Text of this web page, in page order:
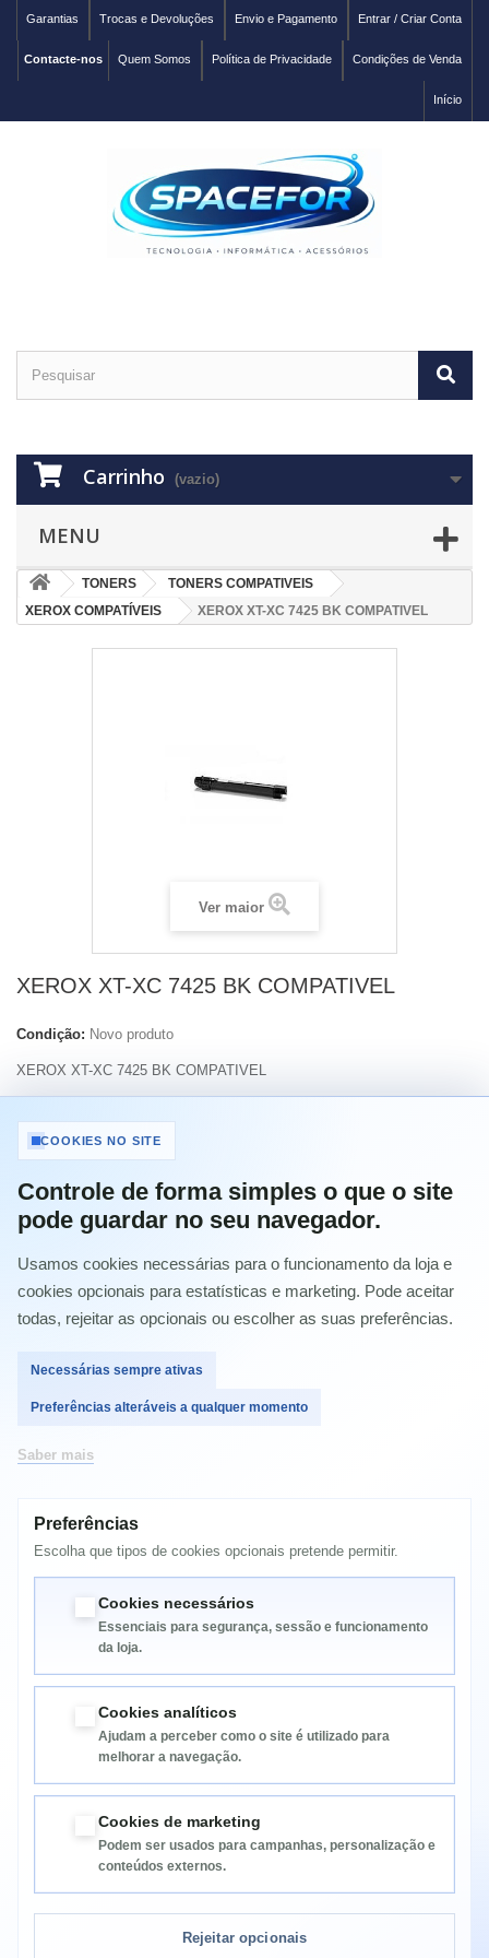
Entrar / Criar Conta
Envio e Pagamento
Trocas e Devoluções
Garantias
Condições de Venda
Política de Privacidade
Quem Somos
Contacte-nos
Início
Carrinho (vazio)
MENU
TONERS
TONERS COMPATIVEIS
XEROX COMPATÍVEIS
XEROX XT-XC 7425 BK COMPATIVEL
Ver maior
XEROX XT-XC 7425 BK COMPATIVEL
Condição: Novo produto
XEROX XT-XC 7425 BK COMPATIVEL
Imprimir
38,01 €com IVA
Quantidade
MAIS INFORMAÇÃO
Informação
Categorias
Informação da Loja
COOKIES NO SITE
Controle de forma simples o que o site
pode guardar no seu navegador.
Usamos cookies necessárias para o funcionamento da loja e
cookies opcionais para estatísticas e marketing. Pode aceitar
todas, rejeitar as opcionais ou escolher as suas preferências.
Necessárias sempre ativas
Preferências alteráveis a qualquer momento
Saber mais
Preferências
Escolha que tipos de cookies opcionais pretende permitir.
Cookies necessários
Essenciais para segurança, sessão e funcionamento
da loja.
Cookies analíticos
Ajudam a perceber como o site é utilizado para
melhorar a navegação.
Cookies de marketing
Podem ser usados para campanhas, personalização e
conteúdos externos.
Rejeitar opcionais